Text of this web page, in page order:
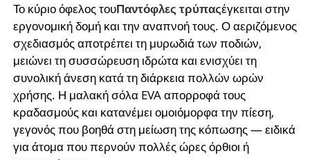
Το κύριο όφελος τουΠαντόφλες τρύπαςέγκειται στην
εργονομική δομή και την αναπνοή τους. Ο αεριζόμενος
σχεδιασμός αποτρέπει τη μυρωδιά των ποδιών,
μειώνει τη συσσώρευση ιδρώτα και ενισχύει τη
συνολική άνεση κατά τη διάρκεια πολλών ωρών
χρήσης. Η μαλακή σόλα EVA απορροφά τους
κραδασμούς και κατανέμει ομοιόμορφα την πίεση,
γεγονός που βοηθά στη μείωση της κόπωσης — ειδικά
για άτομα που περνούν πολλές ώρες όρθιοι ή